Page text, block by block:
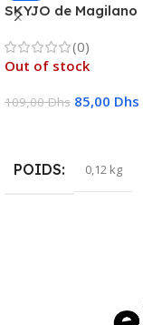
SKYJO de Magilano
(0)
Out of stock
109,00Dhs 85,00 Dhs
POIDS 0,12 kg